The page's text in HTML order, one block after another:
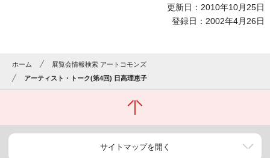
更新日：2010年10月25日
登録日：2002年4月26日
ホーム
展覧会情報検索 アートコモンズ
アーティスト・トーク(第4回) 日高理恵子
サイトマップを開く